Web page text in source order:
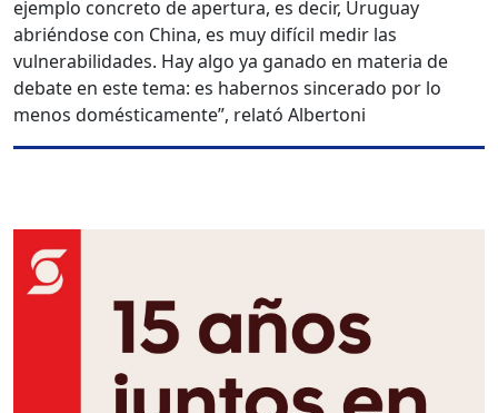
ejemplo concreto de apertura, es decir, Uruguay
abriéndose con China, es muy difícil medir las
vulnerabilidades. Hay algo ya ganado en materia de
debate en este tema: es habernos sincerado por lo
menos domésticamente”, relató Albertoni